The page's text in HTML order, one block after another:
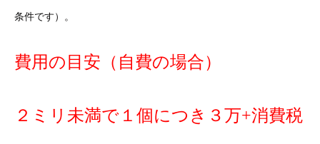
条件です）。
費用の目安（自費の場合）
２ミリ未満で１個につき３万+消費税